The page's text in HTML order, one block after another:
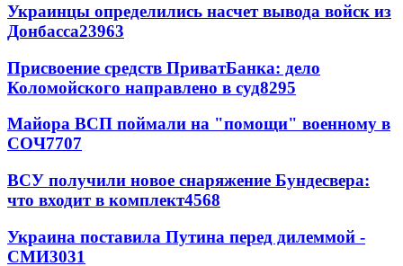
Украинцы определились насчет вывода войск из
Донбасса23963
Присвоение средств ПриватБанка: дело
Коломойского направлено в суд8295
Майора ВСП поймали на "помощи" военному в
СОЧ7707
ВСУ получили новое снаряжение Бундесвера:
что входит в комплект4568
Украина поставила Путина перед дилеммой -
СМИ3031